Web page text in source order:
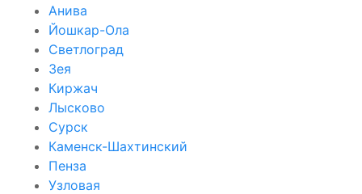
Анива
Йошкар-Ола
Светлоград
Зея
Киржач
Лысково
Сурск
Каменск-Шахтинский
Пенза
Узловая